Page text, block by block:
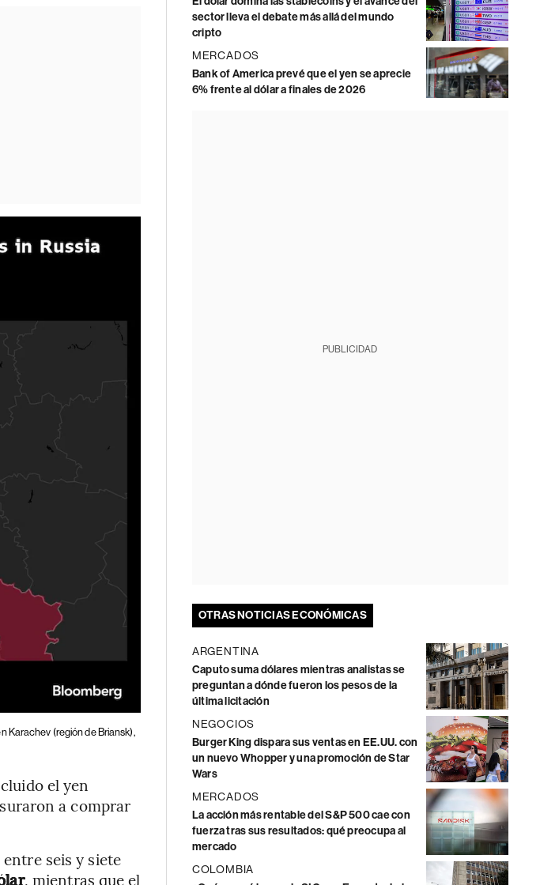
Karachev (región de Briansk),
el yen
a comprar
seis y siete
, mientras que el
sector lleva el debate más allá del mundo
cripto
MERCADOS
Bank of America prevé que el yen se aprecie
6% frente al dólar a finales de 2026
PUBLICIDAD
OTRAS NOTICIAS ECONÓMICAS
ARGENTINA
Caputo suma dólares mientras analistas se
preguntan a dónde fueron los pesos de la
última licitación
NEGOCIOS
Burger King dispara sus ventas en EE.UU. con
un nuevo Whopper y una promoción de Star
Wars
MERCADOS
La acción más rentable del S&P 500 cae con
fuerza tras sus resultados: qué preocupa al
mercado
COLOMBIA